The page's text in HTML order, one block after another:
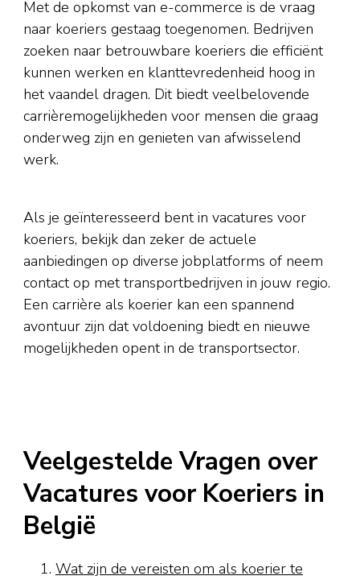
Met de opkomst van e-commerce is de vraag
naar koeriers gestaag toegenomen. Bedrijven
zoeken naar betrouwbare koeriers die efficiënt
kunnen werken en klanttevredenheid hoog in
het vaandel dragen. Dit biedt veelbelovende
carrièremogelijkheden voor mensen die graag
onderweg zijn en genieten van afwisselend
werk.
Als je geïnteresseerd bent in vacatures voor
koeriers, bekijk dan zeker de actuele
aanbiedingen op diverse jobplatforms of neem
contact op met transportbedrijven in jouw regio.
Een carrière als koerier kan een spannend
avontuur zijn dat voldoening biedt en nieuwe
mogelijkheden opent in de transportsector.
Veelgestelde Vragen over
Vacatures voor Koeriers in
België
Wat zijn de vereisten om als koerier te